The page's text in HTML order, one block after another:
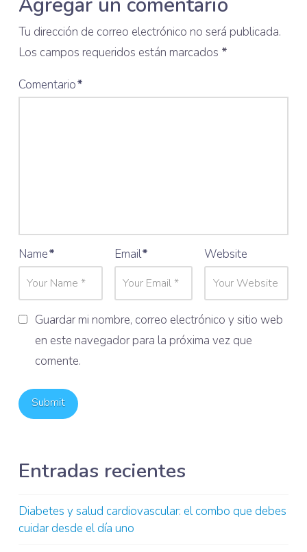
Tu dirección de correo electrónico no será publicada.
Los campos requeridos están marcados *
Comentario*
Name* Email* Website
Guardar mi nombre, correo electrónico y sitio web
en este navegador para la próxima vez que
comente.
Entradas recientes
Diabetes y salud cardiovascular: el combo que debes
cuidar desde el día uno